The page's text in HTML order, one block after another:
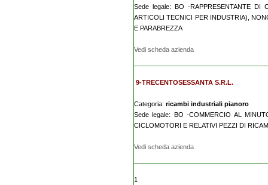
Sede legale: BO -RAPPRESENTANTE DI
ARTICOLI TECNICI PER INDUSTRIA),
E PARABREZZA
Vedi scheda azienda
9-TRECENTOSESSANTA S.R.L.
Categoria: ricambi industriali pianoro
Sede legale: BO -COMMERCIO AL
CICLOMOTORI E RELATIVI PEZZI DI
Vedi scheda azienda
1